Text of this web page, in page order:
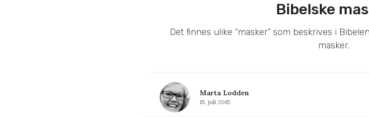
Bibelske
Det finnes ulike “masker” som beskrives i
masker.
Marta Lodden
15. juli 2015